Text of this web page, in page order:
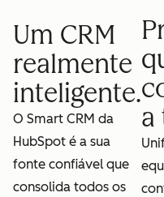
Um CRM
realmente
inteligente.
O Smart CRM da
HubSpot é a sua
fonte confiável que
consolida todos os
a